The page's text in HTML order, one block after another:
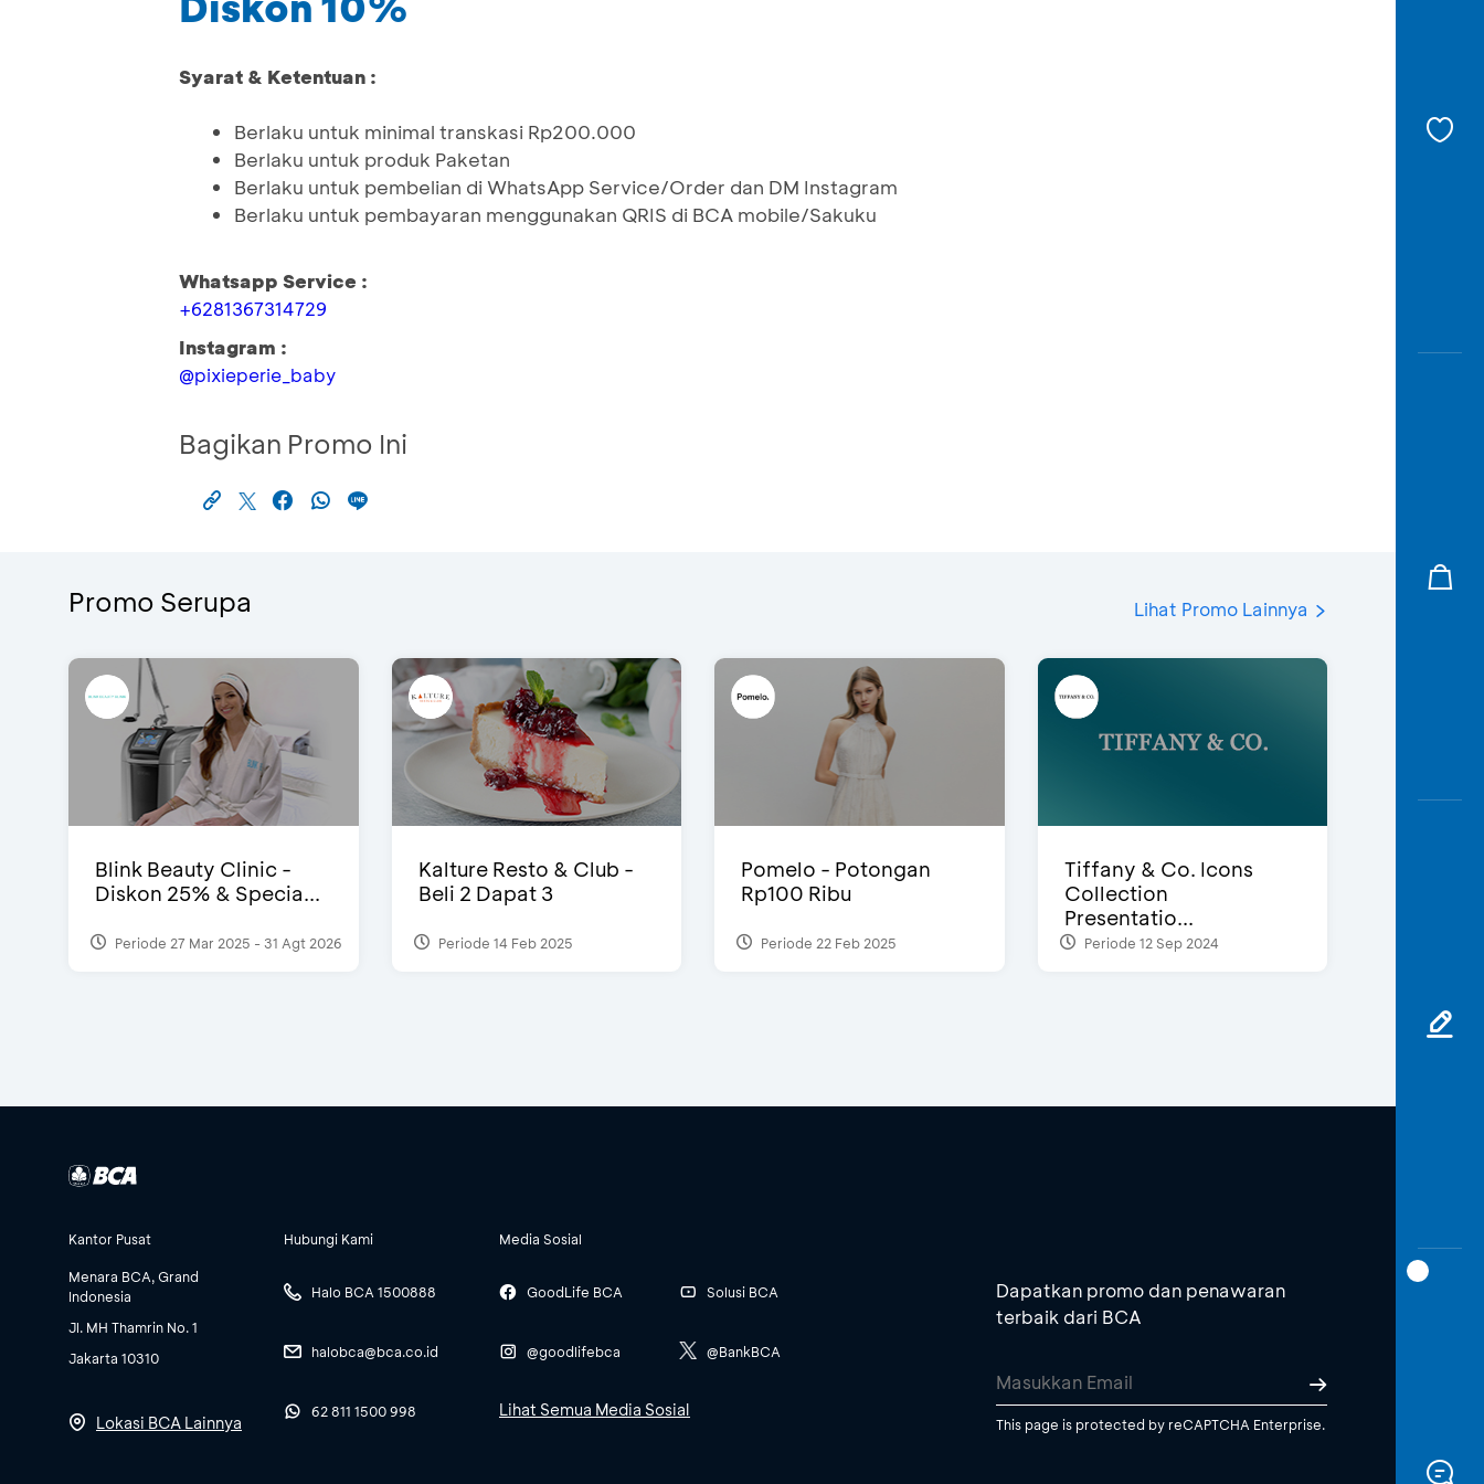
Syarat & Ketentuan :
Berlaku untuk minimal transkasi Rp200.000
Berlaku untuk produk Paketan
Berlaku untuk pembelian di WhatsApp Service/Order dan DM Instagram
Berlaku untuk pembayaran menggunakan QRIS di BCA mobile/Sakuku
Whatsapp Service :
+6281367314729
Instagram :
@pixieperie_baby
Bagikan Promo Ini
Promo Serupa Lihat Promo Lainnya
Blink Beauty Clinic -
Diskon 25% & Specia...
Periode 27 Mar 2025 - 31 Agt 2026
Kalture Resto & Club -
Beli 2 Dapat 3
Periode 14 Feb 2025
Pomelo - Potongan
Rp100 Ribu
Periode 22 Feb 2025
Tiffany & Co. Icons
Collection
Presentatio...
Periode 12 Sep 2024
Kantor Pusat
Menara BCA, Grand
Indonesia
Jl. MH Thamrin No. 1
Jakarta 10310
Lokasi BCA Lainnya
Hubungi Kami
Halo BCA 1500888
halobca@bca.co.id
62 811 1500 998
Media Sosial
GoodLife BCA
@goodlifebca
Solusi BCA
@BankBCA
Lihat Semua Media Sosial
Dapatkan promo dan penawaran
terbaik dari BCA
This page is protected by reCAPTCHA Enterprise.